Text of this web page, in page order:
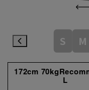
S M
172cm
L